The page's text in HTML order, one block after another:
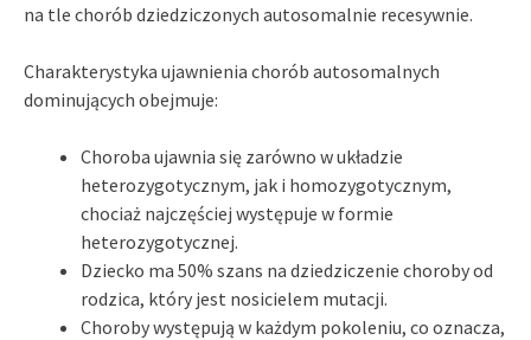
na tle chorób dziedziczonych autosomalnie recesywnie.
Charakterystyka ujawnienia chorób autosomalnych
dominujących obejmuje:
Choroba ujawnia się zarówno w układzie
heterozygotycznym, jak i homozygotycznym,
chociaż najczęściej występuje w formie
heterozygotycznej.
Dziecko ma 50% szans na dziedziczenie choroby od
rodzica, który jest nosicielem mutacji.
Choroby występują w każdym pokoleniu, co oznacza,